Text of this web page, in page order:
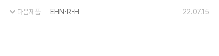
다음제품 EHN-R-H 22.07.15